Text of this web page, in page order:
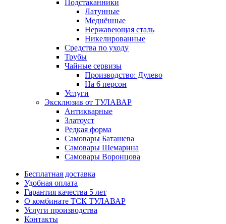
Подстаканники
Латунные
Меднённые
Нержавеющая сталь
Никелированные
Средства по уходу
Трубы
Чайные сервизы
Производство: Дулево
На 6 персон
Услуги
Эксклюзив от ТУЛАВАР
Антикварные
Златоуст
Редкая форма
Самовары Баташева
Самовары Шемарина
Самовары Воронцова
Бесплатная доставка
Удобная оплата
Гарантия качества 5 лет
О комбинате ТСК ТУЛАВАР
Услуги производства
Контакты